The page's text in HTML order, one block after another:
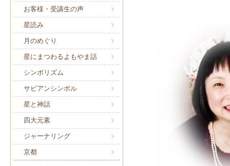
お客様・受講生の声
星読み
月のめぐり
星にまつわるよもやま話
シンボリズム
サビアンシンボル
星と神話
四大元素
ジャーナリング
京都